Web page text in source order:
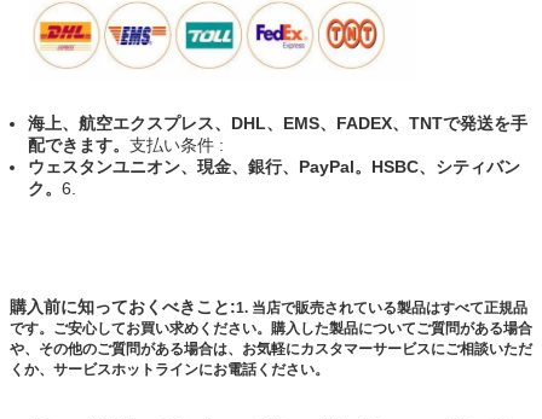
海上、航空エクスプレス、DHL、EMS、FADEX、TNTで発送を手
配できます。 支払い条件 :
ウェスタンユニオン、現金、銀行、PayPal。HSBC、シティバン
ク。 6.
購入前に知っておくべきこと:1. 当店で販売されている製品はすべて正規品
です。ご安心してお買い求めください。購入した製品についてご質問がある場合
や、その他のご質問がある場合は、お気軽にカスタマーサービスにご相談いただ
くか、サービスホットラインにお電話ください。